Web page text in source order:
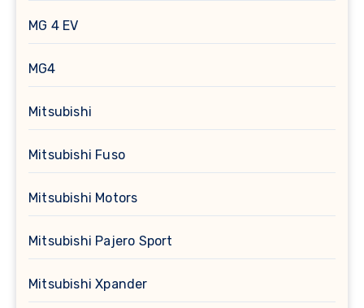
MG 4 EV
MG4
Mitsubishi
Mitsubishi Fuso
Mitsubishi Motors
Mitsubishi Pajero Sport
Mitsubishi Xpander